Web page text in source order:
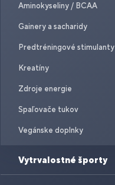
Aminokyseliny / BCAA
Gainery a sacharidy
Predtréningové stimulanty
Kreatíny
Zdroje energie
Spaľovače tukov
Vegánske doplnky
Vytrvalostné športy